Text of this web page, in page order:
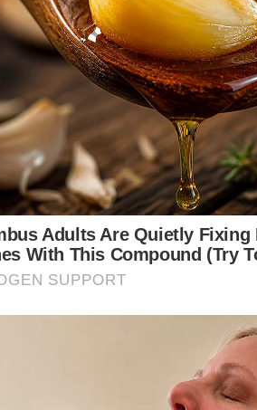
Pengurusan Kekayaan
konsep 'Dari Buaian ke
bagi memenuhi keperluan
Islam dan bukan Islam.
Berkaitan:
KDEBWM, NCT Smart wujud
sisa pepejal
Kerjasama strategik ISN, ATM
HRD Corp, Shuto Iko College
penjagaan warga emas
berdedikasi untuk
pelabur tempatan dengan
kepada pilihan pelaburan
mereka untuk
kewangan bermaklumat
lagi.